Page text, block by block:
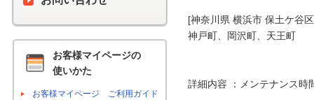
[神奈川県 横浜市 保土ケ谷
神戸町、岡沢町、天王町
詳細内容 ：メンテナンス時
お客様マイページの
使いかた
お客様マイページ ご利用ガイド